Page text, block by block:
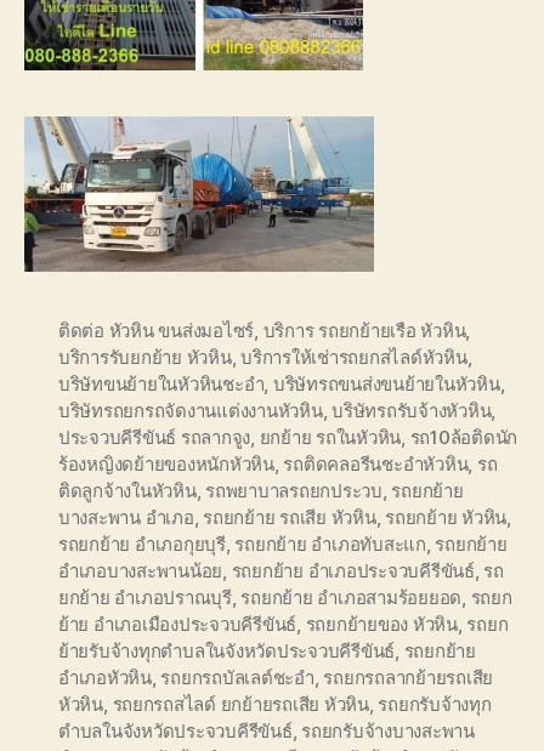
ติดต่อ หัวหิน ขนส่งมอไซร์, บริการ รถยกย้ายเรือ หัวหิน,
บริการรับยกย้าย หัวหิน,บริการให้เช่ารถยกสไลด์หัวหิน,
บริษัทขนย้ายในหัวหินชะอำ, บริษัทรถขนส่งขนย้ายในหัวหิน,
บริษัทรถยกรถจัดงานแต่งงานหัวหิน,บริษัทรถรับจ้างหัวหิน,
ประจวบคีรีขันธ์ รถลากจูง, ยกย้าย รถในหัวหิน, รถ10ล้อติดนัก
ร้องหญิงดย้ายของหนักหัวหิน, รถติดคลอรีนชะอำหัวหิน, รถ
ติดลูกจ้างในหัวหิน, รถพยาบาลรถยกประวบ, รถยกย้าย
บางสะพาน อำเภอ, รถยกย้าย รถเสีย หัวหิน, รถยกย้าย หัวหิน,
รถยกย้าย อำเภอกุยบุรี, รถยกย้าย อำเภอทับสะแก, รถยกย้าย
อำเภอบางสะพานน้อย, รถยกย้าย อำเภอประจวบคีรีขันธ์, รถ
ยกย้าย อำเภอปราณบุรี, รถยกย้าย อำเภอสามร้อยยอด, รถยก
ย้าย อำเภอเมืองประจวบคีรีขันธ์, รถยกย้ายของ หัวหิน, รถยก
ย้ายรับจ้างทุกตำบลในจังหวัดประจวบคีรีขันธ์, รถยกย้าย
อำเภอหัวหิน, รถยกรถบัลเลต์ชะอำ, รถยกรถลากย้ายรถเสีย
หัวหิน, รถยกรถสไลด์ ยกย้ายรถเสีย หัวหิน, รถยกรับจ้างทุก
ตำบลในจังหวัดประจวบคีรีขันธ์, รถยกรับจ้างบางสะพาน